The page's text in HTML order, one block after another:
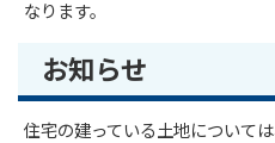
なります。
お知らせ
住宅の建っている土地について